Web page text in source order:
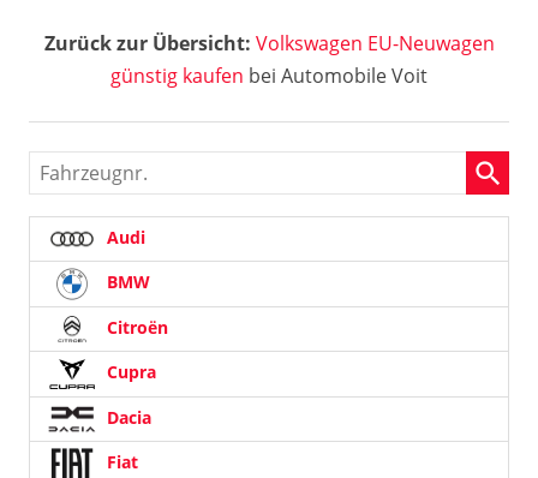
Zurück zur Übersicht: Volkswagen EU-Neuwagen
günstig kaufen bei Automobile Voit
Fahrzeugnr.
Audi
BMW
Citroën
Cupra
Dacia
Fiat